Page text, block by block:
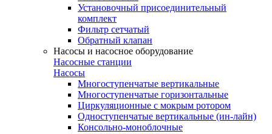
Установочный присоединительный
комплект
Фильтр сетчатый
Обратный клапан
Насосы и насосное оборудование
Насосные станции
Насосы
Многоступенчатые вертикальные
Многоступенчатые горизонтальные
Циркуляционные с мокрым ротором
Одноступенчатые вертикальные (ин-лайн)
Консольно-моноблочные